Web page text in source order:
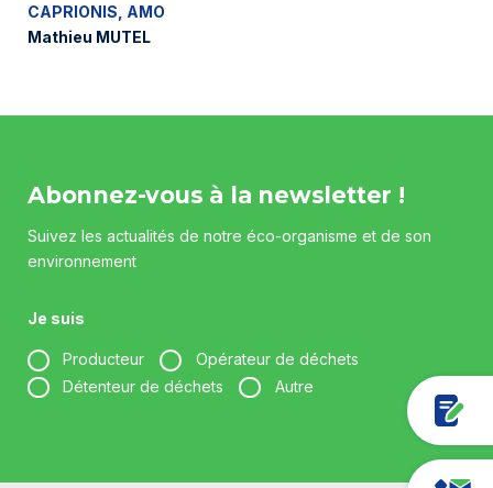
CAPRIONIS, AMO
Mathieu MUTEL
Abonnez-vous à la newsletter !
Suivez les actualités de notre éco-organisme et de son
environnement
Je suis
Producteur
Opérateur de déchets
Détenteur de déchets
Autre